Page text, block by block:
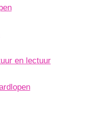
en lectuur